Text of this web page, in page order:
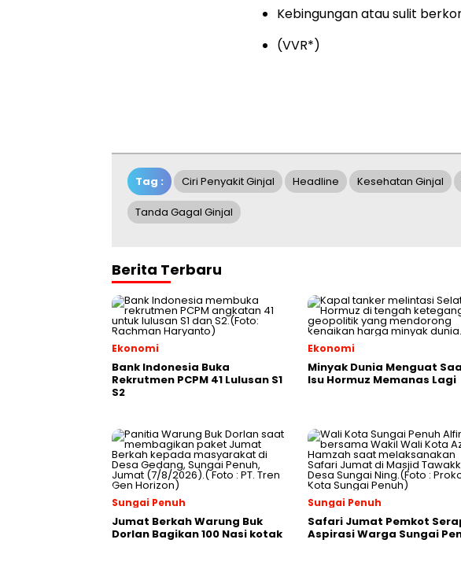
Kebingungan atau sulit
(VVR*)
Tag : Ciri Penyakit Ginjal Headline Kesehatan Ginjal
Tanda Gagal Ginjal
Berita Terbaru
Ekonomi
Bank Indonesia Buka
Rekrutmen PCPM 41 Lulusan S1
S2
Ekonomi
Minyak Dunia Menguat
Isu Hormuz Memanas Lagi
Sungai Penuh
Jumat Berkah Warung Buk
Dorlan Bagikan 100 Nasi kotak
Sungai Penuh
Safari Jumat Pemkot
Aspirasi Warga Sungai